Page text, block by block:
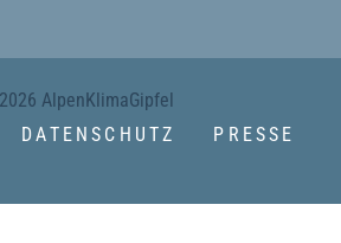
AlpenKlimaGipfel
DATENSCHUTZ PRESSE